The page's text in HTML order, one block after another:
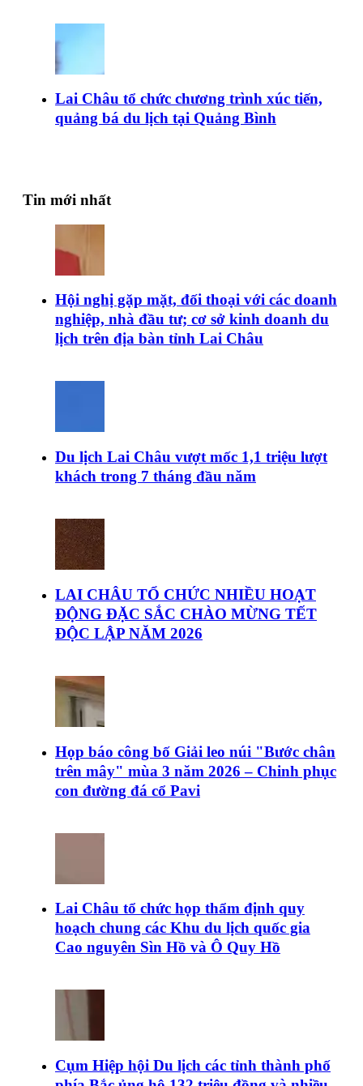
Lai Châu tổ chức chương trình xúc tiến,
quảng bá du lịch tại Quảng Bình
Tin mới nhất
Hội nghị gặp mặt, đối thoại với các doanh
nghiệp, nhà đầu tư; cơ sở kinh doanh du
lịch trên địa bàn tỉnh Lai Châu
Du lịch Lai Châu vượt mốc 1,1 triệu lượt
khách trong 7 tháng đầu năm
LAI CHÂU TỔ CHỨC NHIỀU HOẠT
ĐỘNG ĐẶC SẮC CHÀO MỪNG TẾT
ĐỘC LẬP NĂM 2026
Họp báo công bố Giải leo núi "Bước chân
trên mây" mùa 3 năm 2026 – Chinh phục
con đường đá cổ Pavi
Lai Châu tổ chức họp thẩm định quy
hoạch chung các Khu du lịch quốc gia
Cao nguyên Sìn Hồ và Ô Quy Hồ
Cụm Hiệp hội Du lịch các tỉnh thành phố